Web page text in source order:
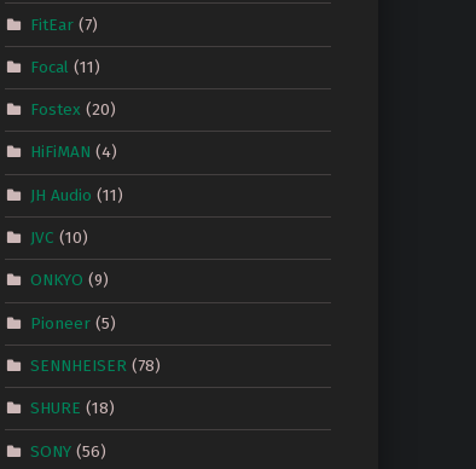
FitEar(7)
Focal (11)
Fostex (20)
HiFiMAN (4)
JH Audio (11)
JVC (10)
ONKYO (9)
Pioneer(5)
SENNHEISER(78)
SHURE (18)
SONY(56)